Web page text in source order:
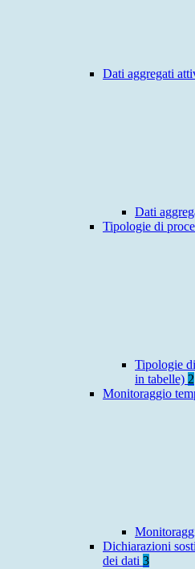
Dati aggregati
Dati
Tipologie di
Tipologie
in tabelle) 2
Monitoraggio
Dichiarazioni
dei dati 3